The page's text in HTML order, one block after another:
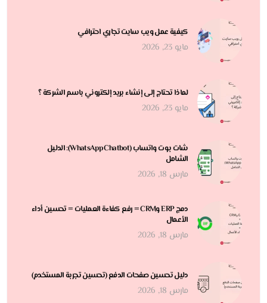
كيفية عمل ويب سايت تجاري احترافي
مايو 23, 2026
لماذا تحتاج إلى إنشاء بريد إلكتروني باسم الشركة ؟
مايو 23, 2026
شات بوت واتساب (WhatsApp Chatbot): الدليل
الشامل
مارس 18, 2026
دمج ERP وCRM = رفع كفاءة العمليات = تحسين أداء
الأعمال
مارس 18, 2026
دليل تحسين صفحات الدفع (تحسين تجربة المستخدم)
مارس 18, 2026